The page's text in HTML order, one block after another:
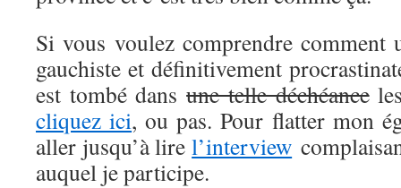
Si vous voulez comprendre comment
gauchiste et définitivement
est tombé dansune telle déchéance
cliquez ici, ou pas. Pour flatter mon
aller jusqu’à lirel’interview
auquel je participe.